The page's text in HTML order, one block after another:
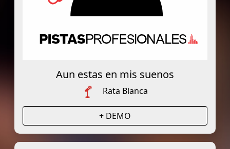
Aun estas en mis suenos
Rata Blanca
+ DEMO